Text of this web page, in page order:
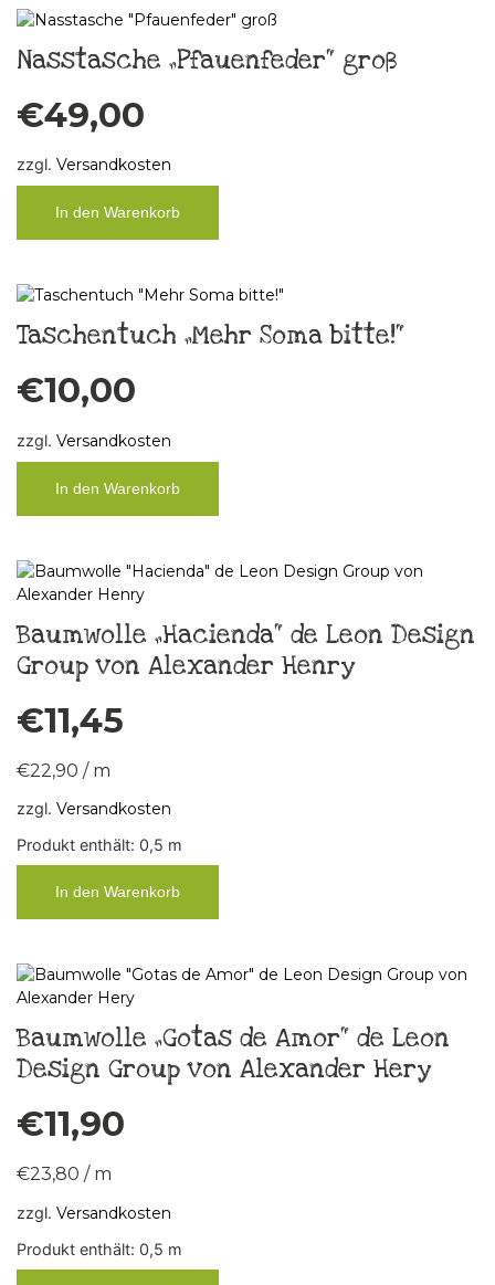
Nasstasche „Pfauenfeder“ groß
€49,00
zzgl. Versandkosten
In den Warenkorb
Taschentuch „Mehr Soma bitte!“
€10,00
zzgl. Versandkosten
In den Warenkorb
Baumwolle „Hacienda“ de Leon Design
Group von Alexander Henry
€11,45
€22,90 / m
zzgl. Versandkosten
Produkt enthält: 0,5 m
In den Warenkorb
Baumwolle „Gotas de Amor“ de Leon
Design Group von Alexander Hery
€11,90
€23,80 / m
zzgl. Versandkosten
Produkt enthält: 0,5 m